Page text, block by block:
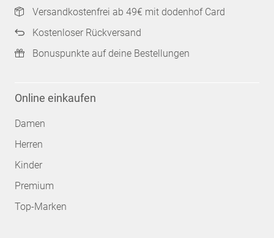
Versandkostenfrei ab 49€ mit dodenhof Card
Kostenloser Rückversand
Bonuspunkte auf deine Bestellungen
Online einkaufen
Damen
Herren
Kinder
Premium
Top-Marken